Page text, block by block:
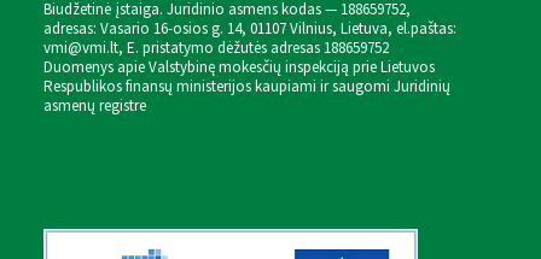
Biudžetinė įstaiga. Juridinio asmens kodas — 188659752,
adresas: Vasario 16-osios g. 14, 01107 Vilnius, Lietuva, el.paštas:
vmi@vmi.lt, E. pristatymo dėžutės adresas 188659752
Duomenys apie Valstybinę mokesčių inspekciją prie Lietuvos
Respublikos finansų ministerijos kaupiami ir saugomi Juridinių
asmenų registre